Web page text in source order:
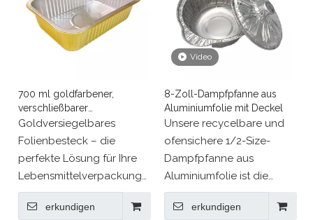
700 ml goldfarbener,
verschließbarer
Besteckbehälter zum
Mitnehmen
Goldversiegelbares
Folienbesteck – die
perfekte Lösung für Ihre
Lebensmittelverpackungsbedürfnisse!
Mit seinem verdickten,
versiegelten Behälter und
erkundigen
Video
8-Zoll-Dampfpfanne aus
Aluminiumfolie mit Deckel
Unsere recycelbare und
ofensichere 1/2-Size-
Dampfpfanne aus
Aluminiumfolie ist die
perfekte Wahl für Ihre
nächste Party oder
erkundigen